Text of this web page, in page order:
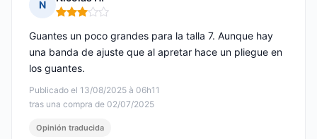
N
Nota: 3 de 5
Publicado el 13/08/2025 à 06h11
tras una compra de 02/07/2025
Guantes un poco grandes para la talla 7. Aunque hay
una banda de ajuste que al apretar hace un pliegue en
los guantes.
Opinión traducida